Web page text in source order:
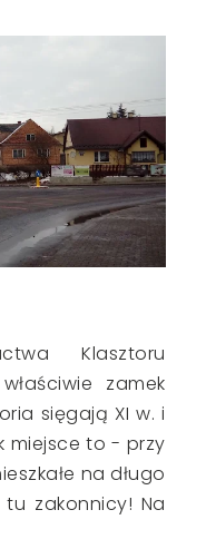
Klasztoru
zamek
sięgają XI w. i
miejsce to - przy
na długo
zakonnicy! Na